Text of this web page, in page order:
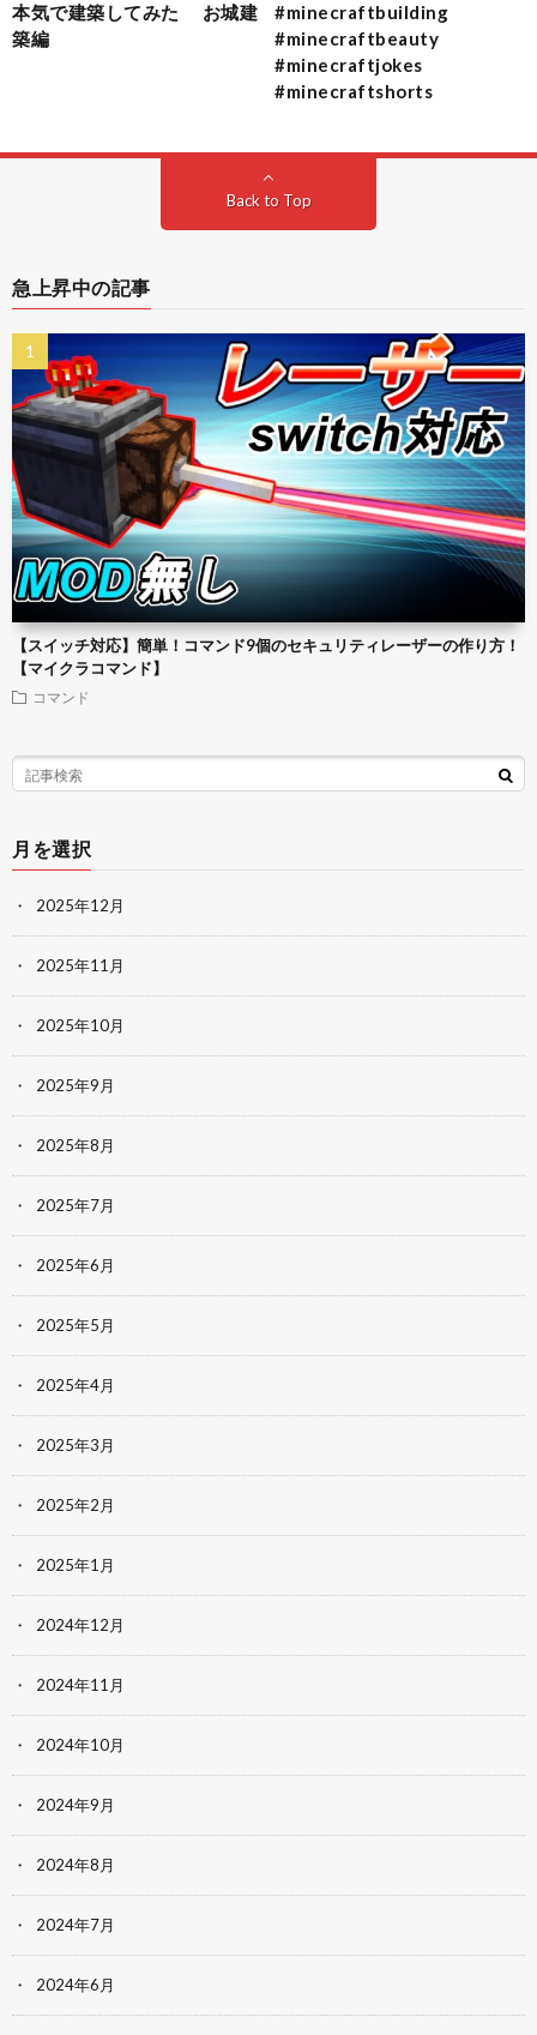
本気で建築してみた お城建
築編
#minecraftbuilding
#minecraftbeauty
#minecraftjokes
#minecraftshorts
Back to Top
急上昇中の記事
【スイッチ対応】簡単！コマンド9個のセキュリティレーザーの作り方！
【マイクラコマンド】
コマンド
月を選択
2025年12月
2025年11月
2025年10月
2025年9月
2025年8月
2025年7月
2025年6月
2025年5月
2025年4月
2025年3月
2025年2月
2025年1月
2024年12月
2024年11月
2024年10月
2024年9月
2024年8月
2024年7月
2024年6月